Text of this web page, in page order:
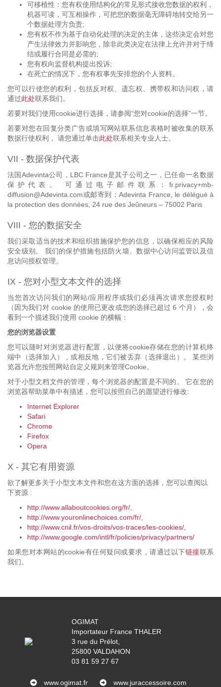
可移植性：您有权使用结构​​化的常见形式接收您数据的权利，
机器可读，可互相操作，可把您的数据毫无障碍地转交给另一
个数据处理方负责;
您有权不作为基于自动化处理的决定的主体，这些决定会对您
产生法律效力并影响您，除非此类决定在法律上允许并对于缔
结或履行合同是必需的;
您有权向监督机构提出投诉;
在死亡的情况下，您有权事先安排您的个人资料。
您可以行使您的权利，包括反对权、遗忘权、携带权和访问权，请
通过此处联系我们。
若要对我们使用cookie进行选择，请参阅“您对cookie的选择”一节。
若要对您在回复分类广告或填写网站联系信息表格时被收集的联系
数据行使权利， 请您通过单击此处联系相关专业人士。
VII - 数据保护代表
法国Adevinta公司，LBC France是其子公司之一，已任命一名数据
保护代表。 可通过电子邮件联系：fr.privacy+mb-
diffusion@Adevinta.com或邮寄到：Adevinta France, le délégué à
la protection des données, 24 rue des Jeûneurs – 75002 Paris
VIII - 您的数据安全
我们采取适当的技术和组织措施保护您的信息，以确保相应的风险
安全级别。 我们的保护措施包括防火墙、数据中心访问监管以及信
息访问授权管理。
IX - 您对小型文本文件的选择
当您首次访问我们的网站/应用程序或我们必须再次请求您授权时
（因为我们对 cookie 的使用已更改或您的选择已超过 6 个月），会
看到一个描述我们使用 cookie 的横幅：
您的浏览器设置
您可以随时对浏览器进行配置，以便将cookie存储在您的计算机终
端中（选择加入），或相反地，它们被丢弃（选择退出）。 某些浏
览器允许您按照网站自定义规则来管理Cookie。
对于小型文档文件的管理，每个浏览器的配置是不同的。 它在您的
浏览器帮助菜单中有描述，您可以按照自己的愿望进行修改:
Internet Explorer
Safari
Chrome
Firefox
Opera
X - 其它有用资源
欲了解更多关于小型文本文件和您在这方面的选择，您可以查阅以
下资源 :
http://www.allaboutcookies.org/fr/
http://www.youronlinechoices.com/fr/
http://www.cnil.fr/vos-droits/vos-traces/les-cookies/
http://www.google.com/intl/fr/policies/privacy/partners/
如果您对本网站的cookie有任何疑问或要求，请通过以下链接联系
我们。
OGIMAT
Importateur France THALER
3 rue du Prélot,
25800 VALDAHON
03 81 59 27 67
www.ogimat.fr www.juraccessoire.com